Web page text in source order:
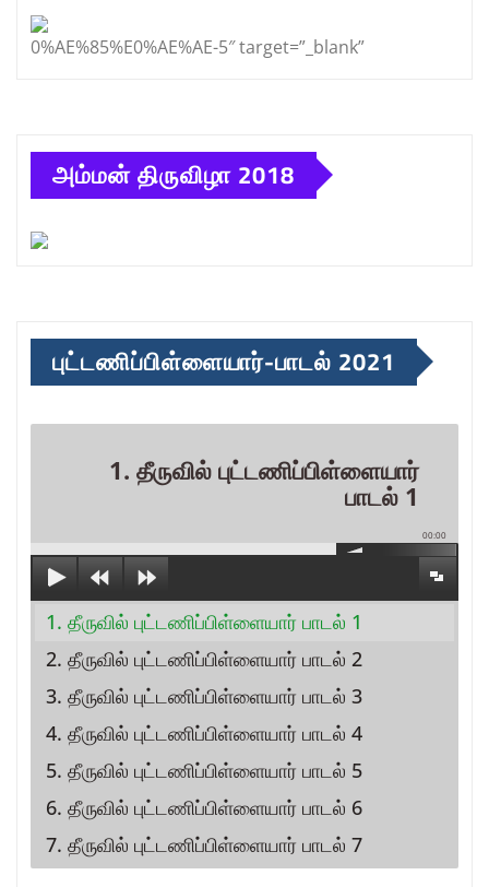
0%AE%85%E0%AE%AE-5″ target=”_blank”
அம்மன் திருவிழா 2018
புட்டணிப்பிள்ளையார்-பாடல் 2021
1. தீருவில் புட்டணிப்பிள்ளையார்
பாடல் 1
00:00
1. தீருவில் புட்டணிப்பிள்ளையார் பாடல் 1
2. தீருவில் புட்டணிப்பிள்ளையார் பாடல் 2
3. தீருவில் புட்டணிப்பிள்ளையார் பாடல் 3
4. தீருவில் புட்டணிப்பிள்ளையார் பாடல் 4
5. தீருவில் புட்டணிப்பிள்ளையார் பாடல் 5
6. தீருவில் புட்டணிப்பிள்ளையார் பாடல் 6
7. தீருவில் புட்டணிப்பிள்ளையார் பாடல் 7